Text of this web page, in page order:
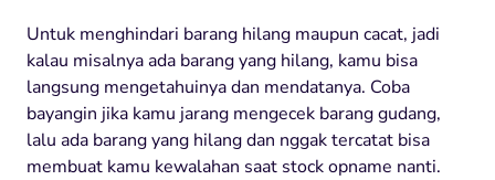
Untuk menghindari barang hilang maupun cacat, jadi
kalau misalnya ada barang yang hilang, kamu bisa
langsung mengetahuinya dan mendatanya. Coba
bayangin jika kamu jarang mengecek barang gudang,
lalu ada barang yang hilang dan nggak tercatat bisa
membuat kamu kewalahan saat stock opname nanti.